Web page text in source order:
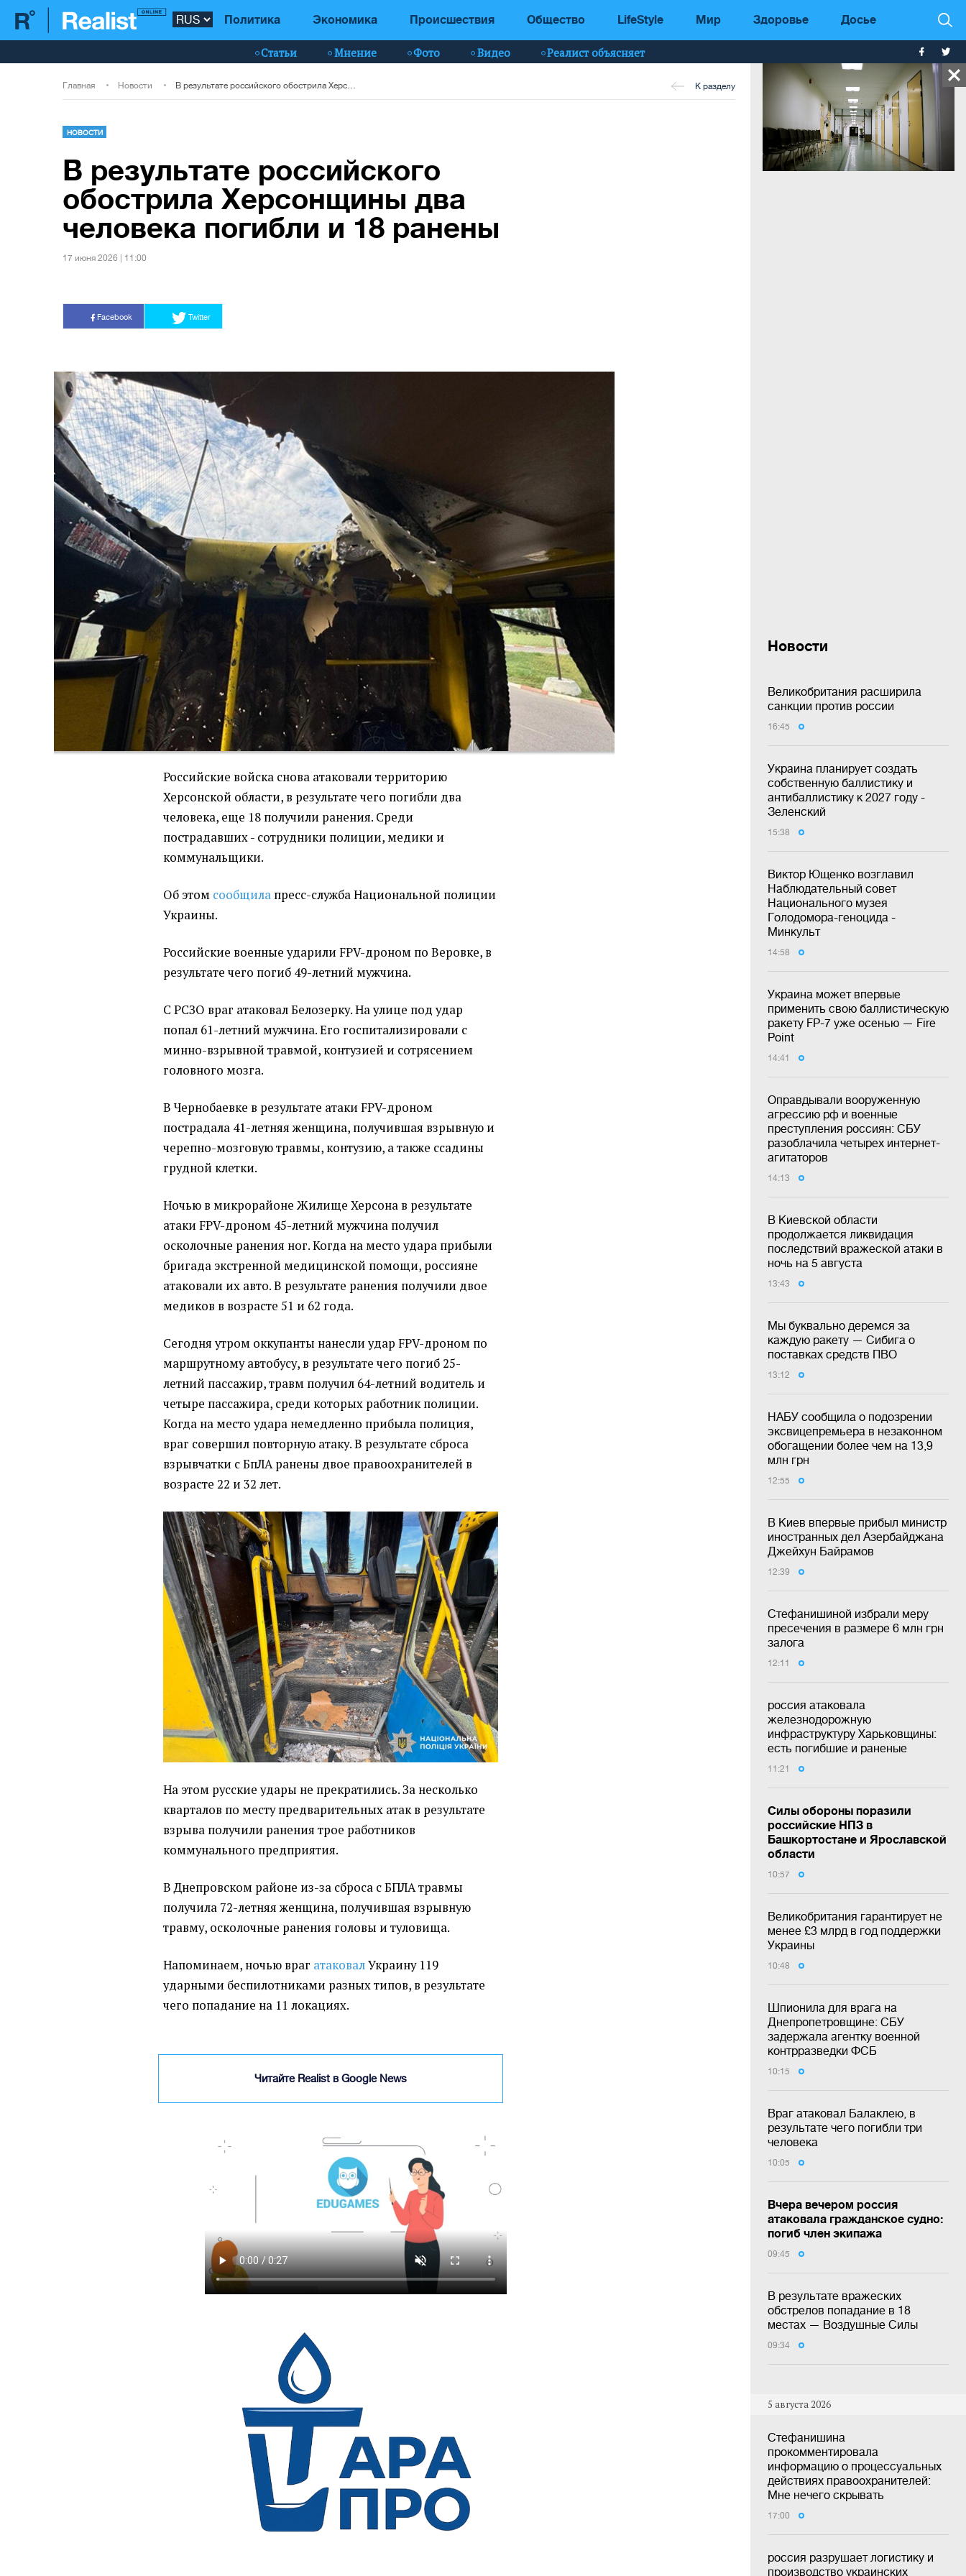
Политика Экономика Происшествия Общество LifeStyle Мир Здоровье Досье
Статьи Мнение Фото Видео Реалист объясняет
Новости
Великобритания расширила
санкции против россии
16:45
Украина планирует создать
собственную баллистику и
антибаллистику к 2027 году -
Зеленский
15:38
Виктор Ющенко возглавил
Наблюдательный совет
Национального музея
Голодомора-геноцида -
Минкульт
14:58
Украина может впервые
применить свою баллистическую
ракету FP-7 уже осенью — Fire
Point
14:41
Оправдывали вооруженную
агрессию рф и военные
преступления россиян: СБУ
разоблачила четырех интернет-
агитаторов
14:13
В Киевской области
продолжается ликвидация
последствий вражеской атаки в
ночь на 5 августа
13:43
Мы буквально деремся за
каждую ракету — Сибига о
поставках средств ПВО
13:12
НАБУ сообщила о подозрении
эксвицепремьера в незаконном
обогащении более чем на 13,9
млн грн
12:55
В Киев впервые прибыл министр
иностранных дел Азербайджана
Джейхун Байрамов
12:39
Стефанишиной избрали меру
пресечения в размере 6 млн грн
залога
12:11
россия атаковала
железнодорожную
инфраструктуру Харьковщины:
есть погибшие и раненые
11:21
Силы обороны поразили
российские НПЗ в
Башкортостане и Ярославской
области
10:57
Великобритания гарантирует не
менее £3 млрд в год поддержки
Украины
10:48
Шпионила для врага на
Днепропетровщине: СБУ
задержала агентку военной
контрразведки ФСБ
10:15
Враг атаковал Балаклею, в
результате чего погибли три
человека
10:05
Вчера вечером россия
атаковала гражданское судно:
погиб член экипажа
09:45
В результате вражеских
обстрелов попадание в 18
местах — Воздушные Силы
09:34
5 августа 2026
Стефанишина
прокомментировала
информацию о процессуальных
действиях правоохранителей:
Мне нечего скрывать
17:00
россия разрушает логистику и
производство украинских
Главная Новости К разделу
НОВОСТИ
В результате российского
обострила Херсонщины два
человека погибли и 18 ранены
17 июня 2026 | 11:00
Facebook Twitter
Российские войска снова атаковали территорию
Херсонской области, в результате чего погибли два
человека, еще 18 получили ранения. Среди
пострадавших - сотрудники полиции, медики и
коммунальщики.
Об этом сообщила пресс-служба Национальной полиции
Украины.
Российские военные ударили FPV-дроном по Веровке, в
результате чего погиб 49-летний мужчина.
С РСЗО враг атаковал Белозерку. На улице под удар
попал 61-летний мужчина. Его госпитализировали с
минно-взрывной травмой, контузией и сотрясением
головного мозга.
В Чернобаевке в результате атаки FPV-дроном
пострадала 41-летняя женщина, получившая взрывную и
черепно-мозговую травмы, контузию, а также ссадины
грудной клетки.
Ночью в микрорайоне Жилище Херсона в результате
атаки FPV-дроном 45-летний мужчина получил
осколочные ранения ног. Когда на место удара прибыли
бригада экстренной медицинской помощи, россияне
атаковали их авто. В результате ранения получили двое
медиков в возрасте 51 и 62 года.
Сегодня утром оккупанты нанесли удар FPV-дроном по
маршрутному автобусу, в результате чего погиб 25-
летний пассажир, травм получил 64-летний водитель и
четыре пассажира, среди которых работник полиции.
Когда на место удара немедленно прибыла полиция,
враг совершил повторную атаку. В результате сброса
взрывчатки с БпЛА ранены двое правоохранителей в
возрасте 22 и 32 лет.
На этом русские удары не прекратились. За несколько
кварталов по месту предварительных атак в результате
взрыва получили ранения трое работников
коммунального предприятия.
В Днепровском районе из-за сброса с БПЛА травмы
получила 72-летняя женщина, получившая взрывную
травму, осколочные ранения головы и туловища.
Напоминаем, ночью враг атаковалУкраину 119
ударными беспилотниками разных типов, в результате
чего попадание на 11 локациях.
Читайте Realist в Google News